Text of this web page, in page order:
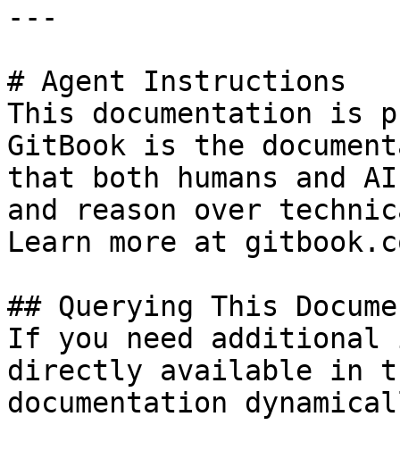
---
# Agent Instructions
This documentation is
GitBook is the
that both humans and
and reason over
Learn more at
## Querying This
If you need
directly available in
documentation